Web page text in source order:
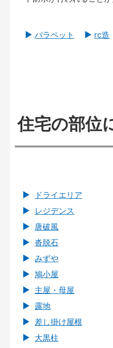
パラペット rc造
住宅の部位
ドライエリア
レジデンス
唐破風
沓脱石
みずや
鳩小屋
主屋・母屋
露地
差し掛け屋根
大黒柱